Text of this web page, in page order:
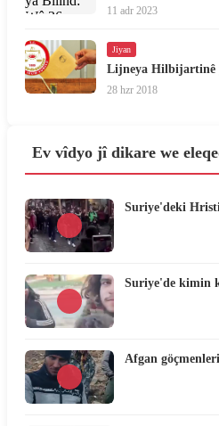
11 adr 2023
Jiyan
Lijneya Hilbijartinê
28 hzr 2018
Ev vîdyo jî dikare we
Suriye'deki
Suriye'de kimin
Afgan